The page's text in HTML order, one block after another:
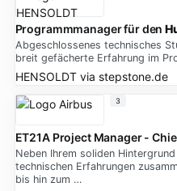
Programmmanager für den
Abgeschlossenes technisches
breit gefächerte Erfahrung im
HENSOLDTvia stepstone.de
ET21A Project Manager -
Neben Ihrem soliden
technischen Erfahrungen
bis hin zum …
3